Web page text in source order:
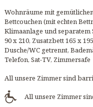
Wohnräume mit
Bettcouchen (mit echten
Klimaanlage und
90 x 210, Zusatzbett 165 x
Dusche/WC getrennt,
Telefon, Sat-TV, Zimmersafe
All unsere Zimmer sind
All unsere Zimmer